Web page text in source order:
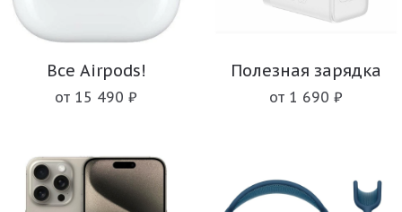
Все Airpods!
от 15 490 ₽
Полезная зарядка
от 1 690 ₽